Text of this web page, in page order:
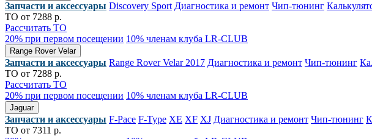
Запчасти и аксессуары Discovery Sport Диагностика и ремонт Чип-тюнинг
ТО от 7288 р.
Рассчитать ТО
20% при первом посещении 10% членам клуба LR-CLUB
Range Rover Velar
Запчасти и аксессуары Range Rover Velar 2017 Диагностика и ремонт Чип-тюнинг
ТО от 7288 р.
Рассчитать ТО
20% при первом посещении 10% членам клуба LR-CLUB
Jaguar
Запчасти и аксессуары F-Pace F-Type XE XF XJ Диагностика и ремонт Чип-тюнинг
ТО от 7311 р.